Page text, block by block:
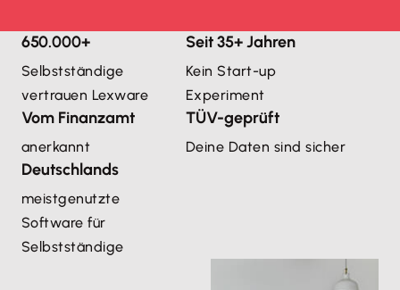
650.000+
Selbstständige
vertrauen Lexware
Seit 35+ Jahren
Kein Start-up
Experiment
Vom Finanzamt
anerkannt
TÜV-geprüft
Deine Daten sind sicher
Deutschlands
meistgenutzte
Software für
Selbstständige